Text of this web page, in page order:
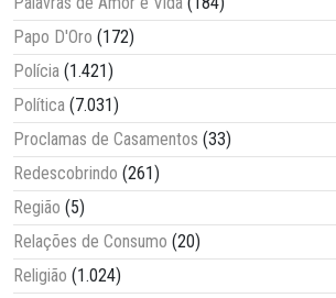
Papo D'Oro (172)
Polícia (1.421)
Política (7.031)
Proclamas de Casamentos (33)
Redescobrindo (261)
Região (5)
Relações de Consumo (20)
Religião (1.024)